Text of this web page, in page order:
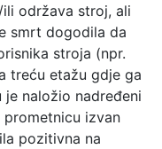
održava stroj, ali
smrt dogodila da
stroja (npr.
treću etažu gdje ga
naložio nadređeni
izvan
pozitivna na